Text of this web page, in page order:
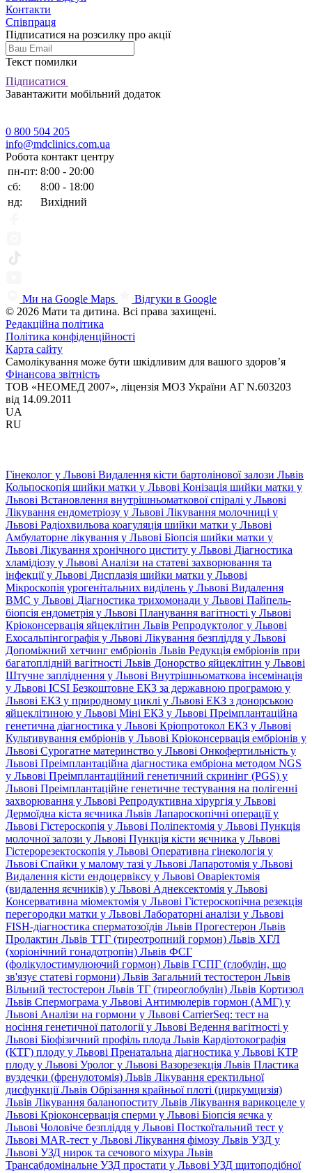
Контакти
Співпраця
Підписатися на розсилку про акції
Текст помилки
Підписатися
Завантажити мобільний додаток
0 800 504 205
info@mdclinics.com.ua
Робота контакт центру
пн-пт: 8:00 - 20:00
сб:
8:00 - 18:00
нд:
Вихідний
Ми на Google Maps
Відгуки в Google
© 2026 Мати та дитина. Всі права захищені.
Редакційна політика
Політика конфіденційності
Карта сайту
Самолікування може бути шкідливим для вашого здоров’я
Фінансова звітність
ТОВ «НЕОМЕД 2007», ліцензія МОЗ України АГ N.603203
від 14.09.2011
UA
RU
Гінеколог у Львові Видалення кісти бартолінової залози Львів
Кольпоскопія шийки матки у Львові Конізація шийки матки у
Львові Встановлення внутрішньоматкової спіралі у Львові
Лікування ендометріозу у Львові Лікування молочниці у
Львові Радіохвильова коагуляція шийки матки у Львові
Амбулаторне лікування у Львові Біопсія шийки матки у
Львові Лікування хронічного циститу у Львові Діагностика
хламідіозу у Львові Аналізи на статеві захворювання та
інфекції у Львові Дисплазія шийки матки у Львові
Мікроскопія урогенітальних виділень у Львові Видалення
ВМС у Львові Діагностика трихомонади у Львові Пайпель-
біопсія ендометрія у Львові Планування вагітності у Львові
Кріоконсервація яйцеклітин Львів Репродуктолог у Львові
Ехосальпінгографія у Львові Лікування безпліддя у Львові
Допоміжний хетчинг ембріонів Львів Редукція ембріонів при
багатоплідній вагітності Львів Донорство яйцеклітин у Львові
Штучне запліднення у Львові Внутрішньоматкова інсемінація
у Львові ICSI Безкоштовне ЕКЗ за державною програмою у
Львові ЕКЗ у природному циклі у Львові ЕКЗ з донорською
яйцеклітиною у Львові Міні ЕКЗ у Львові Преімплантаційна
генетична діагностика у Львові Кріопротокол ЕКЗ у Львові
Культивування ембріонів у Львові Кріоконсервація ембріонів у
Львові Сурогатне материнство у Львові Онкофертильність у
Львові Преімплантаційна діагностика ембріона методом NGS
у Львові Преімплантаційний генетичний скринінг (PGS) у
Львові Преімплантаційне генетичне тестування на полігенні
захворювання у Львові Репродуктивна хірургія у Львові
Дермоїдна кіста яєчника Львів Лапароскопічні операції у
Львові Гістероскопія у Львові Поліпектомія у Львові Пункція
молочної залози у Львові Пункція кісти яєчника у Львові
Гістерорезектоскопія у Львові Оперативна гінекологія у
Львові Спайки у малому тазі у Львові Лапаротомія у Львові
Видалення кісти ендоцервіксу у Львові Оваріектомія
(видалення яєчників) у Львові Аднексектомія у Львові
Консервативна міомектомія у Львові Гістероскопічна резекція
перегородки матки у Львові Лабораторні аналізи у Львові
FISH-діагностика сперматозоїдів Львів Прогестерон Львів
Пролактин Львів ТТГ (тиреотропний гормон) Львів ХГЛ
(хоріонічний гонадотропін) Львів ФСГ
(фолікулостимулюючий гормон) Львів ГСПГ (глобулін, що
зв'язує статеві гормони) Львів Загальний тестостерон Львів
Вільний тестостерон Львів ТГ (тиреоглобулін) Львів Кортизол
Львів Спермограма у Львові Антимюлерів гормон (АМГ) у
Львові Аналізи на гормони у Львові CarrierSeq: тест на
носіння генетичної патології у Львові Ведення вагітності у
Львові Біофізичний профіль плода Львів Кардіотокографія
(КТГ) плоду у Львові Пренатальна діагностика у Львові КТР
плоду у Львові Уролог у Львові Вазорезекція Львів Пластика
вуздечки (френулотомія) Львів Лікування еректильної
дисфункції Львів Обрізання крайньої плоті (циркумцизія)
Львів Лікування баланопоститу Львів Лікування варикоцеле у
Львові Кріоконсервація сперми у Львові Біопсія яєчка у
Львові Чоловіче безпліддя у Львові Посткоїтальний тест у
Львові MAR-тест у Львові Лікування фімозу Львів УЗД у
Львові УЗД нирок та сечового міхура Львів
Трансабдомінальне УЗД простати у Львові УЗД щитоподібної